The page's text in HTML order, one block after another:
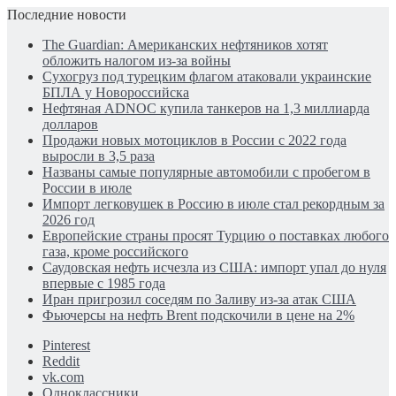
Последние новости
The Guardian: Американских нефтяников хотят
обложить налогом из-за войны
Сухогруз под турецким флагом атаковали украинские
БПЛА у Новороссийска
Нефтяная ADNOC купила танкеров на 1,3 миллиарда
долларов
Продажи новых мотоциклов в России с 2022 года
выросли в 3,5 раза
Названы самые популярные автомобили с пробегом в
России в июле
Импорт легковушек в Россию в июле стал рекордным за
2026 год
Европейские страны просят Турцию о поставках любого
газа, кроме российского
Саудовская нефть исчезла из США: импорт упал до нуля
впервые с 1985 года
Иран пригрозил соседям по Заливу из-за атак США
Фьючерсы на нефть Brent подскочили в цене на 2%
Pinterest
Reddit
vk.com
Одноклассники